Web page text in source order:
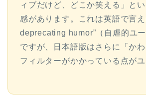
ィブだけど、どこか笑える」と
感があります。これは英語で言
deprecating humor”（自虐的ユ
ですが、日本語版はさらに「か
フィルターがかかっている点がユ